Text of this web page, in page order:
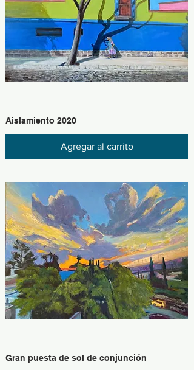
Aislamiento 2020
Agregar al carrito
Gran puesta de sol de conjunción